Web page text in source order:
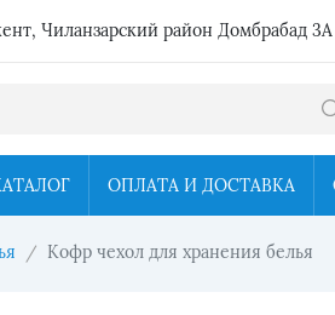
Чиланзарский район Домбрабад 3А
ОПЛАТА И ДОСТАВКА
Кофр чехол для хранения белья